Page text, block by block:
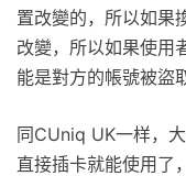
置改變的，所以如果
改變，所以如果使用
能是對方的帳號被盜
同CUniq UK一样，
直接插卡就能使用了